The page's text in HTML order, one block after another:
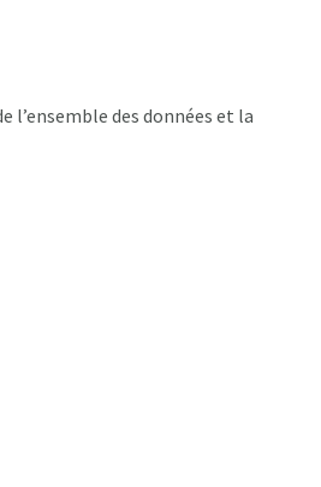
l’ensemble des données et la